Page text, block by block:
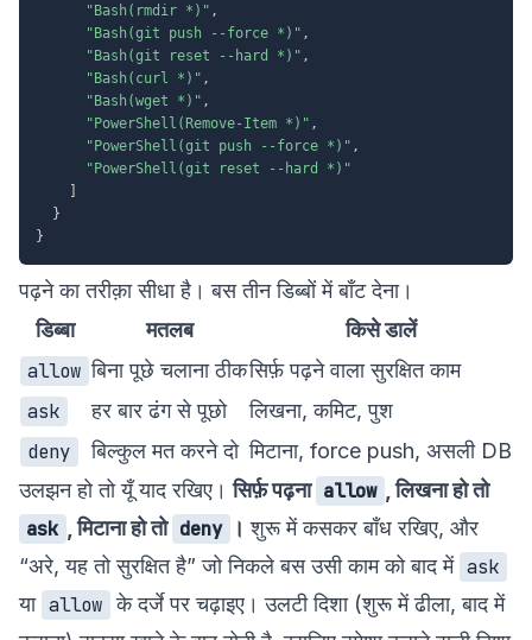
"Bash(rmdir *)" ,
"Bash(git push --force *)" ,
"Bash(git reset --hard *)" ,
"Bash(curl *)" ,
"Bash(wget *)" ,
"PowerShell(Remove-Item *)" ,
"PowerShell(git push --force *)" ,
"PowerShell(git reset --hard *)"
}
}
पढ़ने का तरीक़ा सीधा है। बस तीन डिब्बों में बाँट देना।
डिब्बा
मतलब
किसे डालें
allow बिना पूछे चलाना ठीकसिर्फ़ पढ़ने वाला सुरक्षित काम
ask
हर बार ढंग से पूछो
लिखना, कमिट, पुश
deny
बिल्कुल मत करने दो मिटाना, force push, असली DB
उलझन हो तो यूँ याद रखिए।सिर्फ़ पढ़ना allow
, लिखना हो तो
ask
, मिटाना हो तो deny । शुरू में कसकर बाँध रखिए, और
“अरे, यह तो सुरक्षित है” जो निकले बस उसी काम को बाद में ask
या allow के दर्जे पर चढ़ाइए। उलटी दिशा (शुरू में ढीला, बाद में